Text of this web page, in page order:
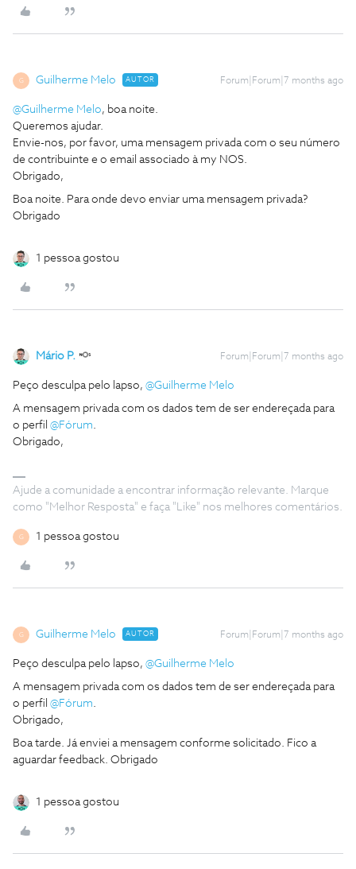
G Guilherme Melo AUTOR Forum|Forum|7 months ago
@Guilherme Melo, boa noite.
Queremos ajudar.
Envie-nos, por favor, uma mensagem privada com o seu número
de contribuinte e o email associado à my NOS.
Obrigado,
Boa noite. Para onde devo enviar uma mensagem privada?
Obrigado
1 pessoa gostou
Mário P. Forum|Forum|7 months ago
Peço desculpa pelo lapso, ​ @Guilherme Melo
A mensagem privada com os dados tem de ser endereçada para
o perfil ​ @Fórum.
Obrigado,
Ajude a comunidade a encontrar informação relevante. Marque
como "Melhor Resposta" e faça "Like" nos melhores comentários.
G 1 pessoa gostou
G Guilherme Melo AUTOR Forum|Forum|7 months ago
Peço desculpa pelo lapso, ​ @Guilherme Melo
A mensagem privada com os dados tem de ser endereçada para
o perfil ​ @Fórum.
Obrigado,
Boa tarde. Já enviei a mensagem conforme solicitado. Fico a
aguardar feedback. Obrigado
1 pessoa gostou